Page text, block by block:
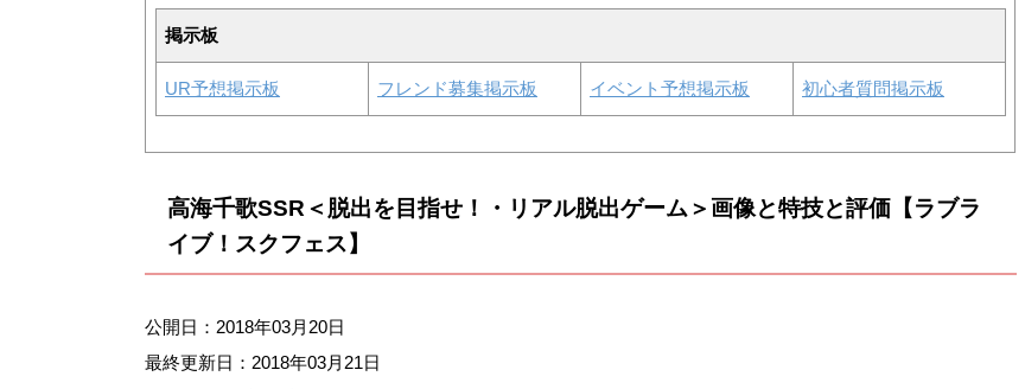
掲示板
UR予想掲示板 フレンド募集掲示板 イベント予想掲示板 初心者質問掲示板
高海千歌SSR＜脱出を目指せ！・リアル脱出ゲーム＞画像と特技と評価【ラブラ
イブ！スクフェス】
公開日：2018年03月20日
最終更新日： 2018年03月21日